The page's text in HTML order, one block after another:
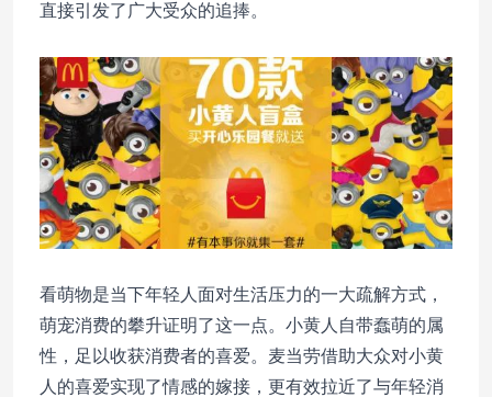
直接引发了广大受众的追捧。
看萌物是当下年轻人面对生活压力的一大疏解方式，
萌宠消费的攀升证明了这一点。小黄人自带蠢萌的属
性，足以收获消费者的喜爱。麦当劳借助大众对小黄
人的喜爱实现了情感的嫁接，更有效拉近了与年轻消